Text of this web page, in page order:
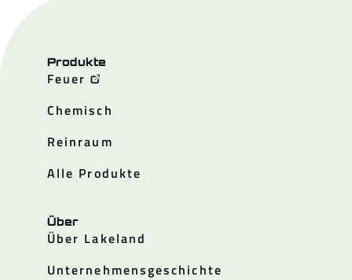
Produkte
Feuer
Chemisch
Reinraum
Alle Produkte
Über
Über Lakeland
Unternehmensgeschichte